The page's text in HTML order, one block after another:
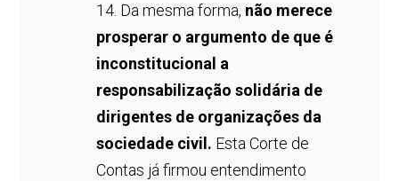
14. Da mesma forma, não merece
prosperar o argumento de que é
inconstitucional a
responsabilização solidária de
dirigentes de organizações da
sociedade civil. Esta Corte de
Contas já firmou entendimento